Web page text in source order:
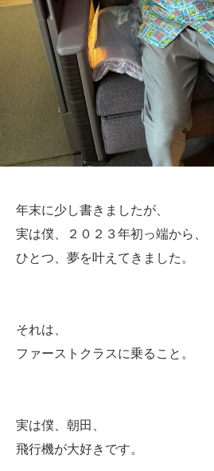
年末に少し書きましたが、
実は僕、２０２３年初っ端から、
ひとつ、夢を叶えてきました。
それは、
ファーストクラスに乗ること。
実は僕、朝田、
飛行機が大好きです。